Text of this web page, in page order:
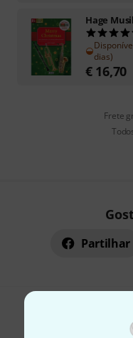
Hage
dias)
€ 16,70
Frete
Partilhar